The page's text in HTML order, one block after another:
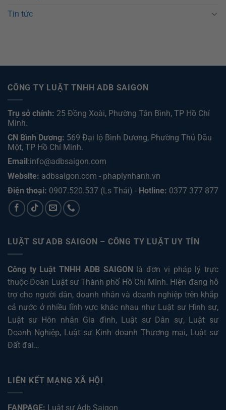
Tin tức
CÔNG TY LUẬT TNHH ADB SAIGON
Trụ sở chính: 25 Đồng Xoài, Phường Tân Bình, TP Hồ Chí
Minh.
CN Bình Dương: 569 Đại lộ Bình Dương, Phường Thủ Dầu
Một, TP Hồ Chí Minh.
Email :info@adbsaigon.com
Website: adbsaigon.com - phaplynhanh.vn
Điện thoại: 0907.520.537 (Ls Thái) - Hotline: 0377 377 877
LUẬT SƯ ADB SAIGON – CÔNG TY LUẬT UY TÍN
Công ty Luật TNHH ADB SAIGONlà đơn vị pháp lý trực
thuộc Đoàn Luật sư Thành phố Hồ Chí Minh. Hiện đang hỗ
trợ cho người dân, doanh nhân và doanh nghiệp trên khắp
cả nước ở nhiều lĩnh vực khác nhau như Luật sư Hình sự,
Luật sư Hôn nhân Gia đình, Luật sư Dân sự, Luật sư
Doanh Nghiệp, Luật sư Kinh doanh Thương mại, Luật sư
Đất đai…
LIÊN KẾT MẠNG XÃ HỘI
FANPAGE: Luật sư Adb Saigon